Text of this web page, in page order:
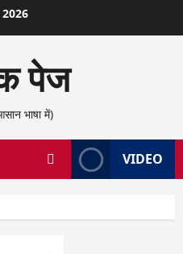
पेज
भाषा में)
VIDEO